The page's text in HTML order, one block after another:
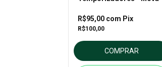
R$100,00
R$95,00 com Pix
COMPRAR